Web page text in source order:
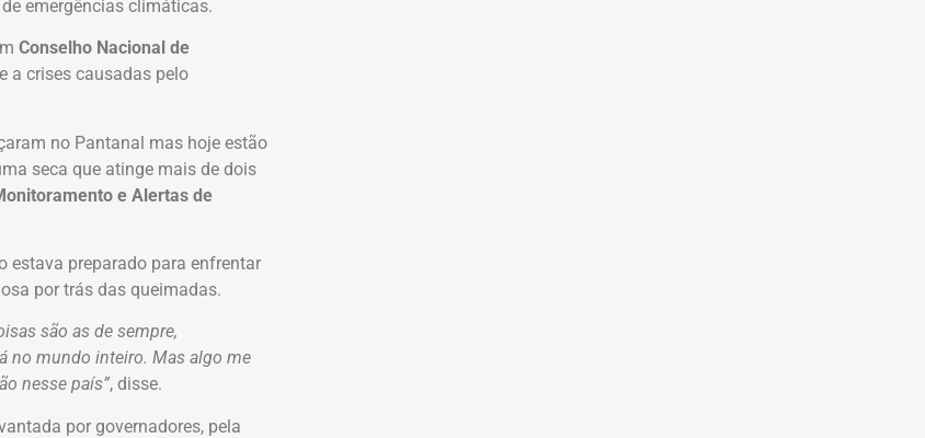
emergências climáticas.
Conselho Nacional de
a crises causadas pelo
no Pantanal mas hoje estão
seca que atinge mais de dois
e Alertas de
estava preparado para enfrentar
por trás das queimadas.
são as de sempre,
no mundo inteiro. Mas algo me
nesse país”, disse.
por governadores, pela